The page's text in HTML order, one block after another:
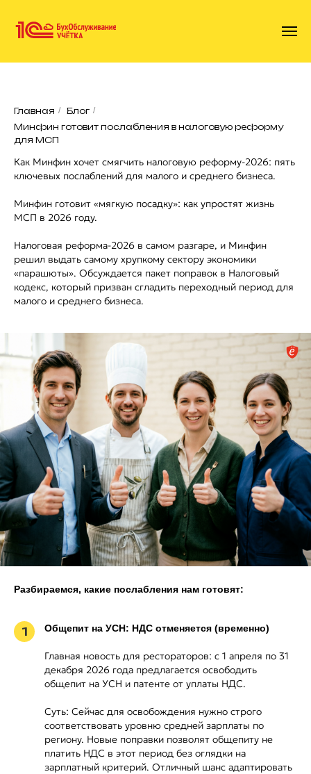
Главная / Блог /
Минфин готовит послабления в налоговую реформу
для МСП
Как Минфин хочет смягчить налоговую реформу-2026: пять
ключевых послаблений для малого и среднего бизнеса.
Минфин готовит «мягкую посадку»: как упростят жизнь
МСП в 2026 году.
Налоговая реформа-2026 в самом разгаре, и Минфин
решил выдать самому хрупкому сектору экономики
«парашюты». Обсуждается пакет поправок в Налоговый
кодекс, который призван сгладить переходный период для
малого и среднего бизнеса.
Разбираемся, какие послабления нам готовят:
1 Общепит на УСН: НДС отменяется (временно)
Главная новость для рестораторов: с 1 апреля по 31
декабря 2026 года предлагается освободить
общепит на УСН и патенте от уплаты НДС.
Суть: Сейчас для освобождения нужно строго
соответствовать уровню средней зарплаты по
региону. Новые поправки позволят общепиту не
платить НДС в этот период без оглядки на
зарплатный критерий. Отличный шанс адаптировать